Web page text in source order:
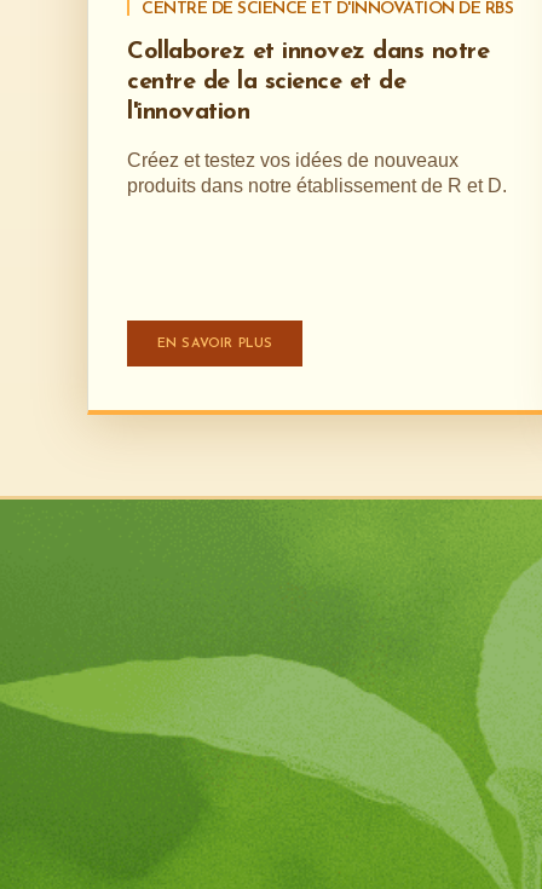
CENTRE DE SCIENCE ET D'INNOVATION DE RBS
Collaborez et innovez dans notre
centre de la science et de
l'innovation
Créez et testez vos idées de nouveaux
produits dans notre établissement de R et D.
EN SAVOIR PLUS